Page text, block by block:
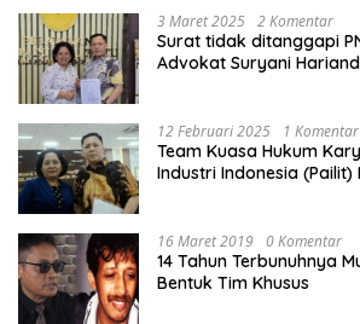
3 Maret 2025 2 Komentar
Surat tidak ditanggapi
Advokat Suryani
12 Februari 2025 1 Komentar
Team Kuasa Hukum
Industri Indonesia (Pailit)
16 Maret 2019 0 Komentar
14 Tahun Terbunuhnya
Bentuk Tim Khusus